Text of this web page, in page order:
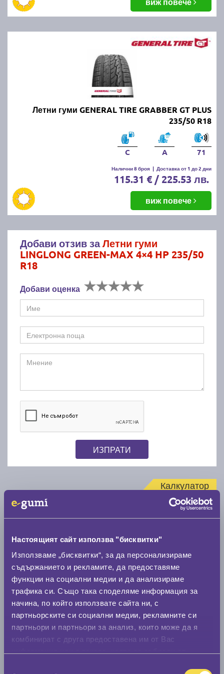
Настоящият сайт използва "бисквитки"
Използваме „бисквитки“, за да персонализираме
съдържанието и рекламите, да предоставяме
функции на социални медии и да анализираме
трафика си. Също така споделяме информация за
начина, по който използвате сайта ни, с
партньорските си социални медии, рекламните си
партньори и партньори за анализ, които може да я
комбинират с друга предоставена им от Вас
Летни гуми GENERAL TIRE GRABBER GT PLUS
235/50 R18
C A 71
Налични 8 броя | Доставка от 1 до 2 дни
115.31 € / 225.53 лв.
виж повече
Добави отзив заЛетни гуми
LINGLONG GREEN-MAX 4×4 HP 235/50
R18
Добави оценка
ИЗПРАТИ
Калкулатор
Нов размер